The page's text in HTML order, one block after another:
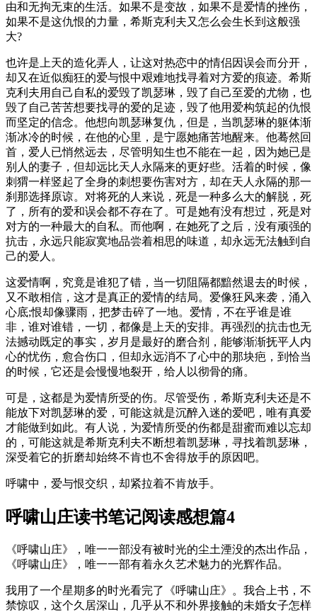
由和无拘无束的生活。如果不是变故，如果不是爱情的挫伤，
如果不是这仇恨的力量，希斯克利夫又怎么会生长到这般强
大?
也许是上天的造化弄人，让这对热恋中的情侣因误会而分开，
却又在近似痴狂的爱与恨中艰难地找寻着对方爱的痕迹。希斯
克利夫用自己自私的爱毁了凯瑟琳，毁了自己至爱的尤物，也
毁了自己苦苦想要找寻的爱的足迹，毁了他用爱构筑起的仇恨
而坚定的信念。他想向凯瑟琳复仇，但是，当凯瑟琳的躯体渐
渐冰冷的时候，在他的心里，是宁愿她痛苦地醒来。他蓦然回
首，爱人已悄然远去，尽管明知生也不能在一起，因为她已是
别人的妻子，但却远比天人永隔来的更好些。活着的时候，像
刺猬一样竖起了全身的刺想要伤害对方，却在天人永隔的那一
刹那选择原谅。对将死的人来说，死是一种多么大的解脱，死
了，所有的爱和误会都不存在了。可是她有没有想过，死是对
对方的一种最大的自私。而他啊，在她死了之后，没有顽强的
抗击，永远只能寂寞地品尝着相思的味道，却永远无法触到自
己的爱人。
这爱情啊，究竟是谁犯了错，当一切阻隔都黯然退去的时候，
又不敢相信，这才是真正的爱情的结局。爱像狂风来袭，涌入
心底;恨却像骤雨，把梦击碎了一地。爱情，不在乎谁是谁
非，谁对谁错，一切，都像是上天的安排。再强烈的抗击也无
法撼动既定的事实，岁月是最好的磨合剂，能够渐渐抚平人内
心的忧伤，愈合伤口，但却永远消不了心中的那块疤，到恰当
的时候，它还是会慢慢地裂开，给人以彻骨的痛。
可是，这都是为爱情所受的伤。尽管受伤，希斯克利夫还是不
能放下对凯瑟琳的爱，可能这就是沉醉入迷的爱吧，唯有真爱
才能做到如此。有人说，为爱情所受的伤都是甜蜜而难以忘却
的，可能这就是希斯克利夫不断想着凯瑟琳，寻找着凯瑟琳，
深受着它的折磨却始终不肯也不舍得放手的原因吧。
呼啸中，爱与恨交织，却紧拉着不肯放手。
呼啸山庄读书笔记阅读感想篇4
《呼啸山庄》，唯一一部没有被时光的尘土湮没的杰出作品，
《呼啸山庄》，唯一一部有着永久艺术魅力的光辉作品。
我用了一个星期多的时光看完了《呼啸山庄》。我合上书，不
禁惊叹，这个久居深山，几乎从不和外界接触的未婚女子怎样